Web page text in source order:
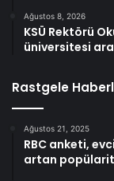
Ağustos 8, 2026
KSÜ Rektörü
üniversitesi
Rastgele
Ağustos 21, 2025
RBC anketi,
artan